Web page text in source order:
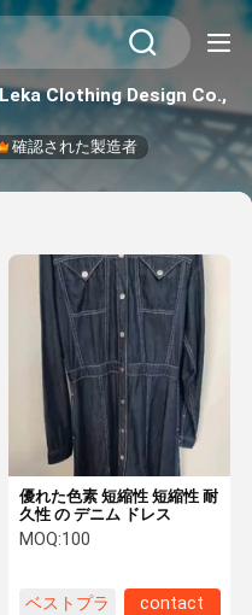
Clothing Design Co.,
確認された製造者
優れた色素 短縮性 短縮性 耐
久性 の デニム ドレス
MOQ:100
ベストプラ
contact